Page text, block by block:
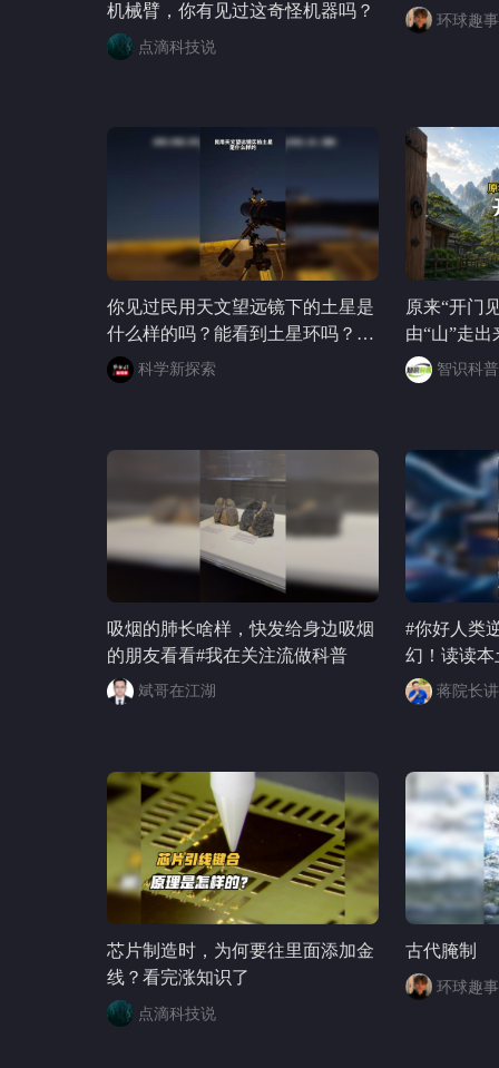
机械臂，你有见过这奇怪机器吗？
点滴科技说
环球趣事
你见过民用天文望远镜下的土星是
什么样的吗？能看到土星环吗？让
我们一起来揭晓。#土星 #天文观测
设备
科学新探索
原来“开门
由“山”走出
智识科
吸烟的肺长啥样，快发给身边吸烟
的朋友看看#我在关注流做科普
斌哥在江湖
#你好人类
幻！读读
光行动》#
讲航天 #关
数学化起
索小组 @
工智能 @
蒙 @赛蒙
丰本丰 @
蒋院长
芯片制造时，为何要往里面添加金
线？看完涨知识了
点滴科技说
古代腌制
环球趣事